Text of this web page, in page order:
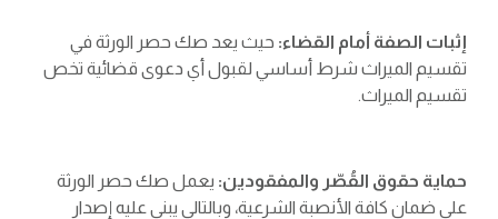
إثبات الصفة أمام القضاء: حيث يعد صك حصر الورثة في
تقسيم الميراث شرط أساسي لقبول أي دعوى قضائية تخص
تقسيم الميراث.
حماية حقوق القُصّر والمفقودين: يعمل صك حصر الورثة
على ضمان كافة الأنصبة الشرعية، وبالتالي يبنى عليه إصدار